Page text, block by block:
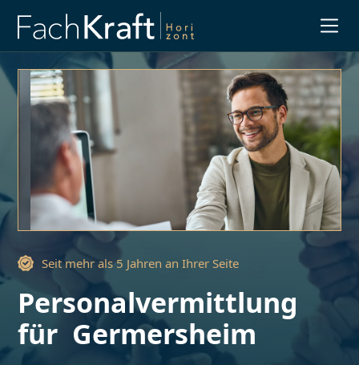
Seit mehr als 5 Jahren an Ihrer Seite
Personalvermittlung
für Germersheim
Slide 3 of 3.